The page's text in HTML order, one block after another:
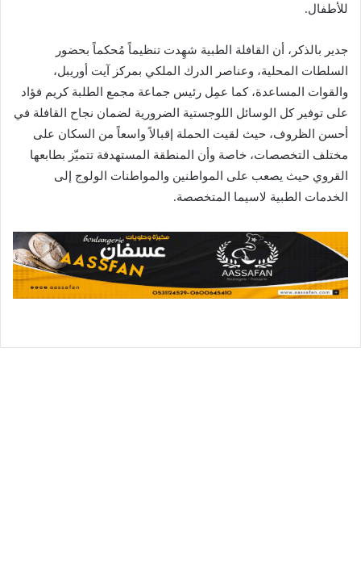
للأطفال.
جدير بالذكر، أن القافلة الطبية شهِدت تنظيماً مُحكماً بحضور
السلطات المحلية، وعناصر الدرك الملكي بمركز آيت أوريبل،
والقوات المساعدة، كما عمِل رئيس جماعة مجمع الطلبة كريم فؤاد
على توفير كل الوسائل اللوجستية الضرورية لضمان نجاح القافلة في
أحسن الظروف، حيث لقيت الحملة إقبالاً واسعاً من السكان على
مختلف التخصصات، خاصة وأن المنطقة المستهدفة تتميّز بطابعها
القروي حيث يصعب على المواطنين والمواطنات الولوج إلى
الخدمات الطبية لاسيما المتخصصة.